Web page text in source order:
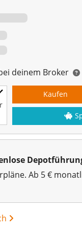
deinem Broker
Kaufen
Ab 5 €